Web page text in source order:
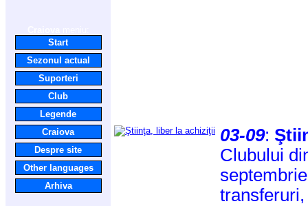
Start
Sezonul actual
Suporteri
Club
Legende
Craiova
Despre site
Other languages
Arhiva
03-09:
Clubului